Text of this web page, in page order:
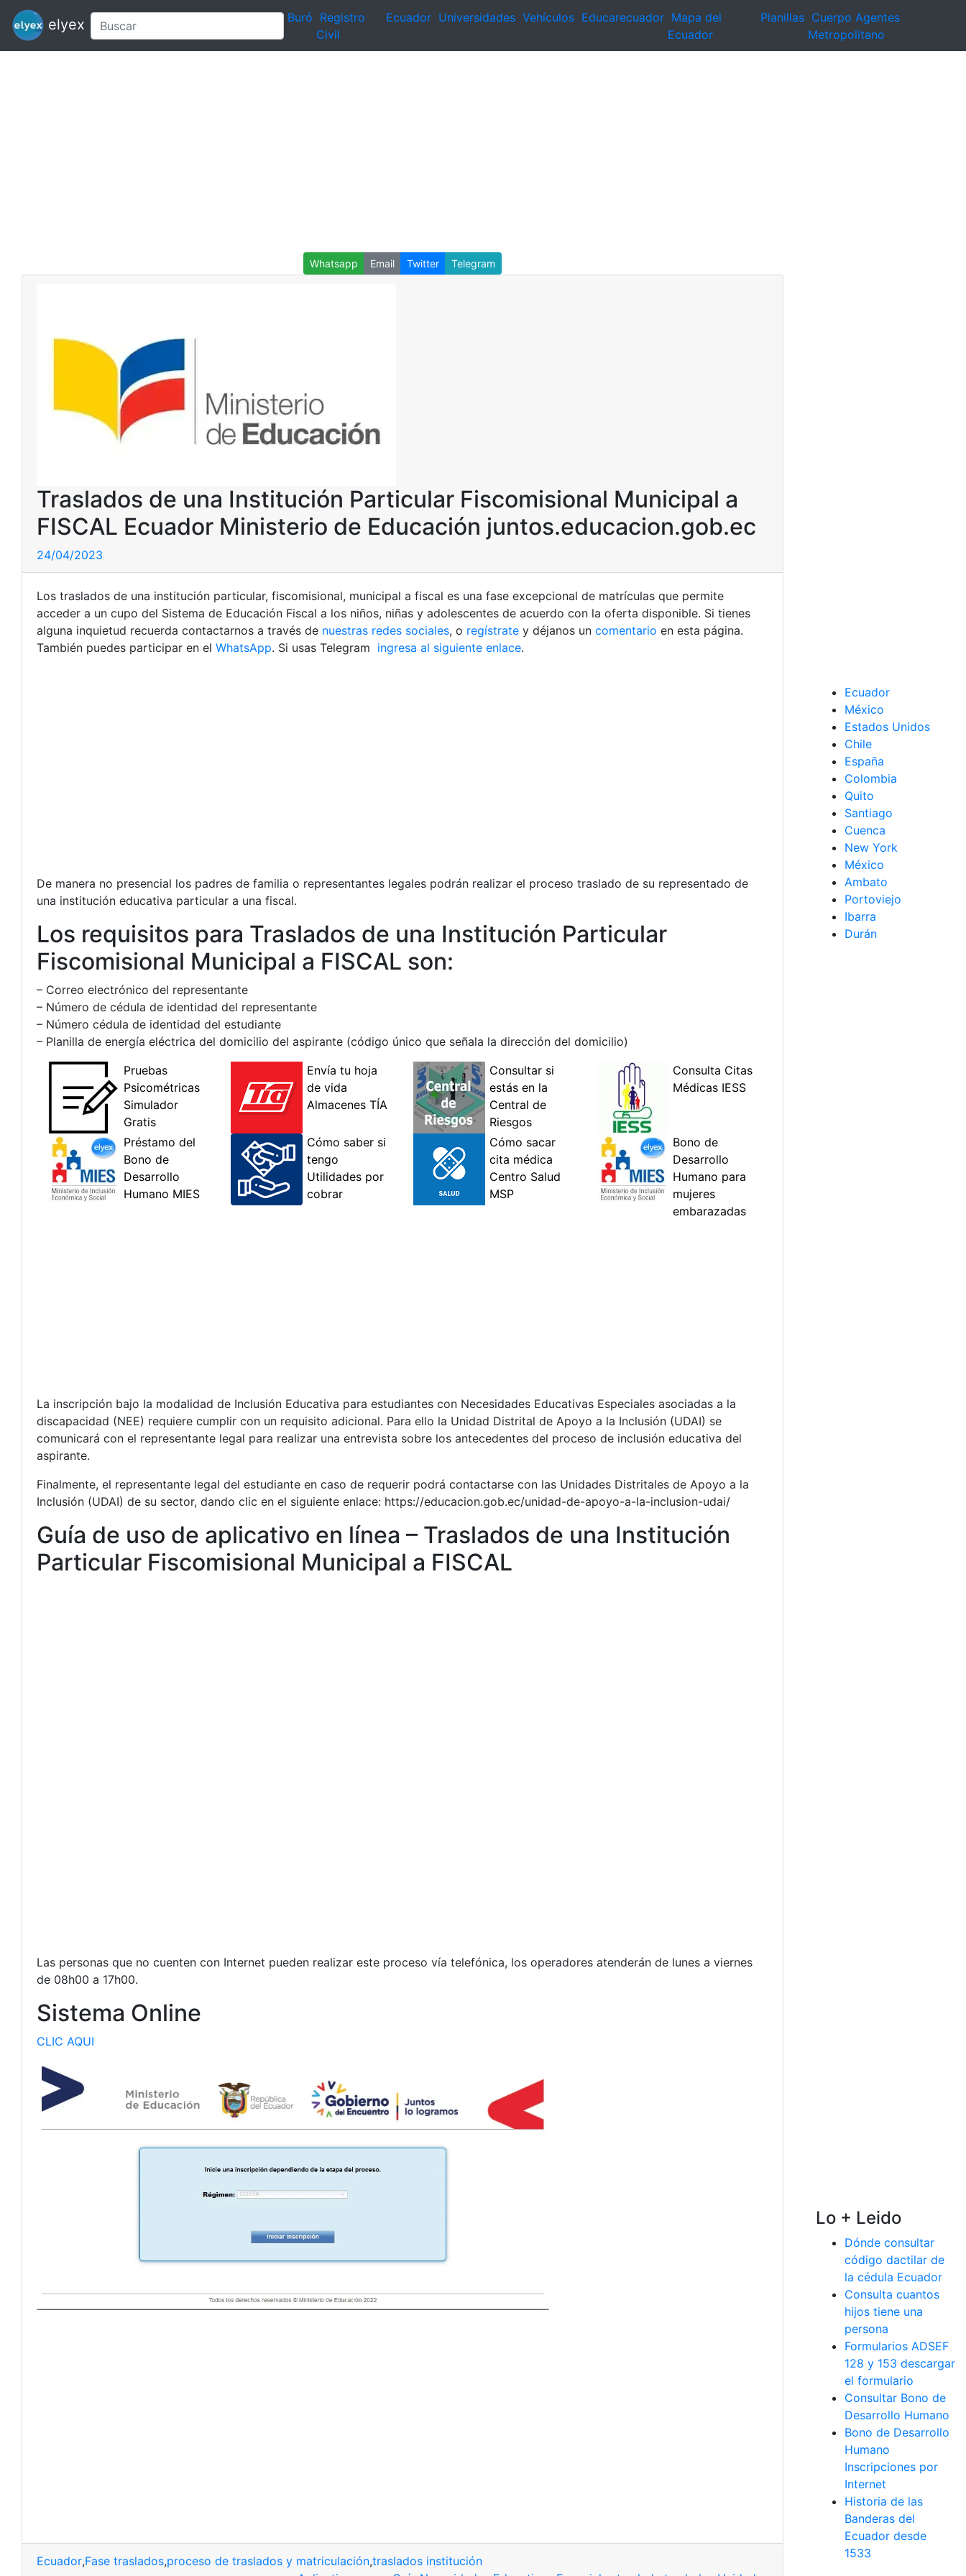
elyex Buró Registro
Civil
Ecuador Universidades Vehículos Educarecuador Mapa del
Ecuador
Planillas Cuerpo Agentes
Metropolitano
Whatsapp Email Twitter Telegram
Traslados de una Institución Particular Fiscomisional Municipal a
FISCAL Ecuador Ministerio de Educación juntos.educacion.gob.ec
24/04/2023
Los traslados de una institución particular, fiscomisional, municipal a fiscal es una fase excepcional de matrículas que permite
acceder a un cupo del Sistema de Educación Fiscal a los niños, niñas y adolescentes de acuerdo con la oferta disponible. Si tienes
alguna inquietud recuerda contactarnos a través de nuestras redes sociales, o regístrate y déjanos un comentario en esta página.
También puedes participar en el WhatsApp. Si usas Telegram ingresa al siguiente enlace.
De manera no presencial los padres de familia o representantes legales podrán realizar el proceso traslado de su representado de
una institución educativa particular a una fiscal.
Los requisitos para Traslados de una Institución Particular
Fiscomisional Municipal a FISCAL son:
– Correo electrónico del representante
– Número de cédula de identidad del representante
– Número cédula de identidad del estudiante
– Planilla de energía eléctrica del domicilio del aspirante (código único que señala la dirección del domicilio)
La inscripción bajo la modalidad de Inclusión Educativa para estudiantes con Necesidades Educativas Especiales asociadas a la
discapacidad (NEE) requiere cumplir con un requisito adicional. Para ello la Unidad Distrital de Apoyo a la Inclusión (UDAI) se
comunicará con el representante legal para realizar una entrevista sobre los antecedentes del proceso de inclusión educativa del
aspirante.
Finalmente, el representante legal del estudiante en caso de requerir podrá contactarse con las Unidades Distritales de Apoyo a la
Inclusión (UDAI) de su sector, dando clic en el siguiente enlace: https://educacion.gob.ec/unidad-de-apoyo-a-la-inclusion-udai/
Guía de uso de aplicativo en línea – Traslados de una Institución
Particular Fiscomisional Municipal a FISCAL
Las personas que no cuenten con Internet pueden realizar este proceso vía telefónica, los operadores atenderán de lunes a viernes
de 08h00 a 17h00.
Sistema Online
CLIC AQUI
Ecuador,Fase traslados,proceso de traslados y matriculación,traslados institución
Ecuador
México
Estados Unidos
Chile
España
Colombia
Quito
Santiago
Cuenca
New York
México
Ambato
Portoviejo
Ibarra
Durán
Lo + Leido
Dónde consultar
código dactilar de
la cédula Ecuador
Consulta cuantos
hijos tiene una
persona
Formularios ADSEF
128 y 153 descargar
el formulario
Consultar Bono de
Desarrollo Humano
Bono de Desarrollo
Humano
Inscripciones por
Internet
Historia de las
Banderas del
Ecuador desde
1533